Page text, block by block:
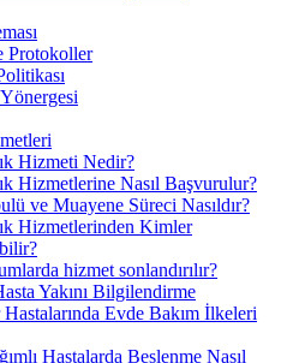
Protokoller
Hizmeti Nedir?
Hizmetlerine Nasıl Başvurulur?
ve Muayene Süreci Nasıldır?
Hizmetlerinden Kimler
hizmet sonlandırılır?
Yakını Bilgilendirme
Evde Bakım İlkeleri
Hastalarda Beslenme Nasıl